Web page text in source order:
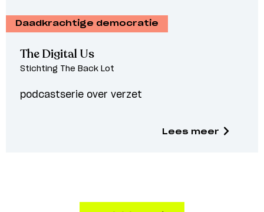
Daadkrachtige democratie
The Digital Us
Stichting The Back Lot
podcastserie over verzet
Lees meer